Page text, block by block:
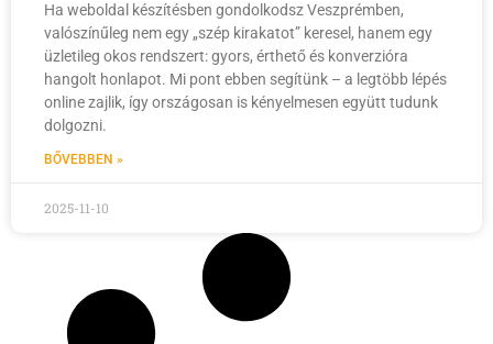
Ha weboldal készítésben gondolkodsz Veszprémben,
valószínűleg nem egy „szép kirakatot” keresel, hanem egy
üzletileg okos rendszert: gyors, érthető és konverzióra
hangolt honlapot. Mi pont ebben segítünk – a legtöbb lépés
online zajlik, így országosan is kényelmesen együtt tudunk
dolgozni.
BŐVEBBEN »
2025-11-10